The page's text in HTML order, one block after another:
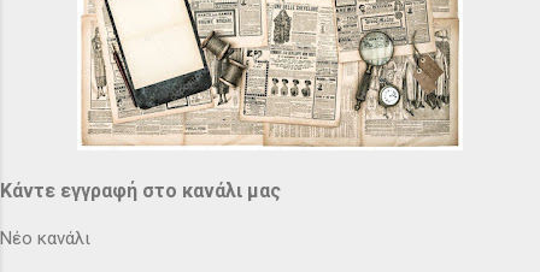
Κάντε εγγραφή στο κανάλι μας
Νέο κανάλι